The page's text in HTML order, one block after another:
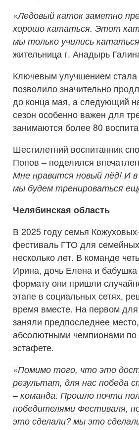
«Ледовый каток заметно
хорошо кататься. Этот
мы только учились
жительница г. Анадырь
Ключевым улучшением стала
позволило значительно
до конца мая, а следующий
сезон особенно важен для
занимаются более 80
Шестилетний воспитанник
Попов – поделился
Мне нравится новый лёд! И в
мы будем тренироваться
Челябинская область
В 2025 году семья
фестиваль ГТО для
несколько лет. В команде
Ирина, дочь Елена и
формату они пришли
этапе в социальных сетях,
время вместе. На первом
заняли предпоследнее
абсолютными чемпионами
эстафете.
«Помимо того, что это
результат, для нас победа
– команда. Прошло почти
победителями Фестиваля,
это сделали? мы это